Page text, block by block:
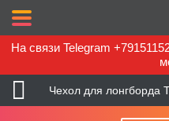
На связи Telegram
Чехол для лонгборда